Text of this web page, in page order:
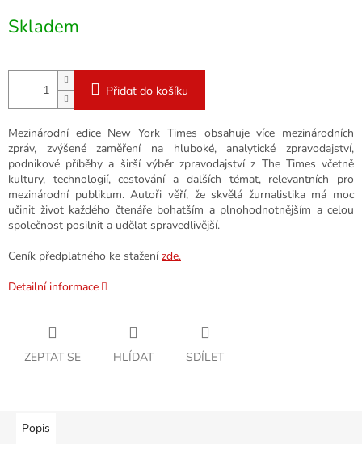
cena:
Skladem
Přidat do košíku
Mezinárodní edice New York Times obsahuje více mezinárodních
zpráv, zvýšené zaměření na hluboké, analytické zpravodajství,
podnikové příběhy a širší výběr zpravodajství z The Times včetně
kultury, technologií, cestování a dalších témat, relevantních pro
mezinárodní publikum. Autoři věří, že skvělá žurnalistika má moc
učinit život každého čtenáře bohatším a plnohodnotnějším a celou
společnost posilnit a udělat spravedlivější.
Ceník předplatného ke staženízde.
Detailní informace
ZEPTAT SE HLÍDAT SDÍLET
Popis